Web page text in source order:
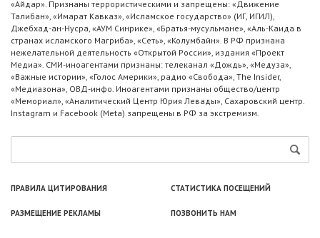
«Айдар». Признаны террористическими и запрещены: «Движение
Талибан», «Имарат Кавказ», «Исламское государство» (ИГ, ИГИЛ),
Джебхад-ан-Нусра, «АУМ Синрике», «Братья-мусульмане», «Аль-Каида в
странах исламского Магриба», «Сеть», «Колумбайн». В РФ признана
нежелательной деятельность «Открытой России», издания «Проект
Медиа». СМИ-иноагентами признаны: телеканал «Дождь», «Медуза»,
«Важные истории», «Голос Америки», радио «Свобода», The Insider,
«Медиазона», ОВД-инфо. Иноагентами признаны общество/центр
«Мемориал», «Аналитический Центр Юрия Левады», Сахаровский центр.
Instagram и Facebook (Metа) запрещены в РФ за экстремизм.
ПРАВИЛА ЦИТИРОВАНИЯ СТАТИСТИКА ПОСЕЩЕНИЙ
РАЗМЕЩЕНИЕ РЕКЛАМЫ ПОЗВОНИТЬ НАМ